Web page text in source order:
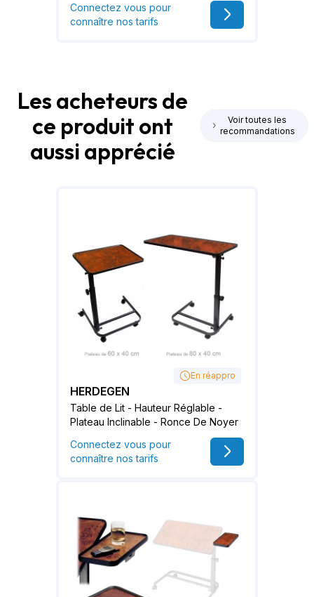
Connectez vous pour
connaître nos tarifs
Les acheteurs de
ce produit ont
aussi apprécié
Voir toutes les
recommandations
En réappro
HERDEGEN
Table de Lit - Hauteur Réglable -
Plateau Inclinable - Ronce De Noyer
Connectez vous pour
connaître nos tarifs